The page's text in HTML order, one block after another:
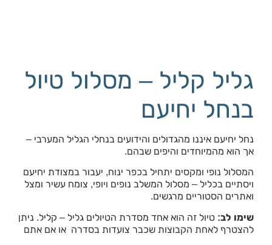
גליל קליל – מסלול טיול
בנחל יחיעם
נחל יחיעם איננו מהגדולים והידועים בנחלי הגליל המערבי –
אך הוא מהמיוחדים והיפים שבהם.
המסלול נופי ומקסים יתחיל בכפר ינוח, יעבור במצודת יחיעם
ויסתיים בכליל – מסלול המשלב נופים ויופי, צומח עשיר ומצל
ואתרים הסטוריים מרגשים.
שימו לב: טיול זה הוא אחד מסדרת הטיולים גליל – קליל. ניתן
להצטרף לאחת הקבוצות שכבר צועדות בסדרה או אם אתם